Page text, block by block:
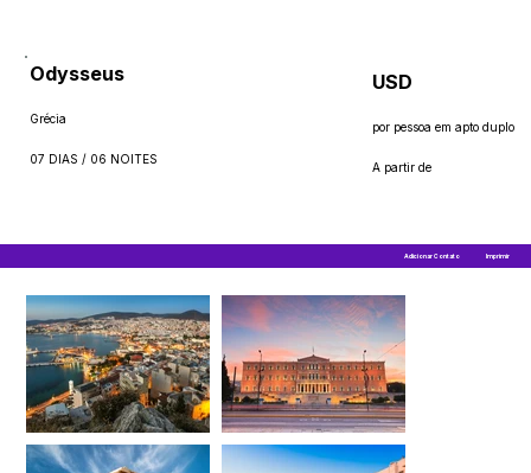
Adicionar Contato Imprimir
Odysseus
Grécia
07 DIAS / 06 NOITES
A partir de
USD
por pessoa em apto duplo